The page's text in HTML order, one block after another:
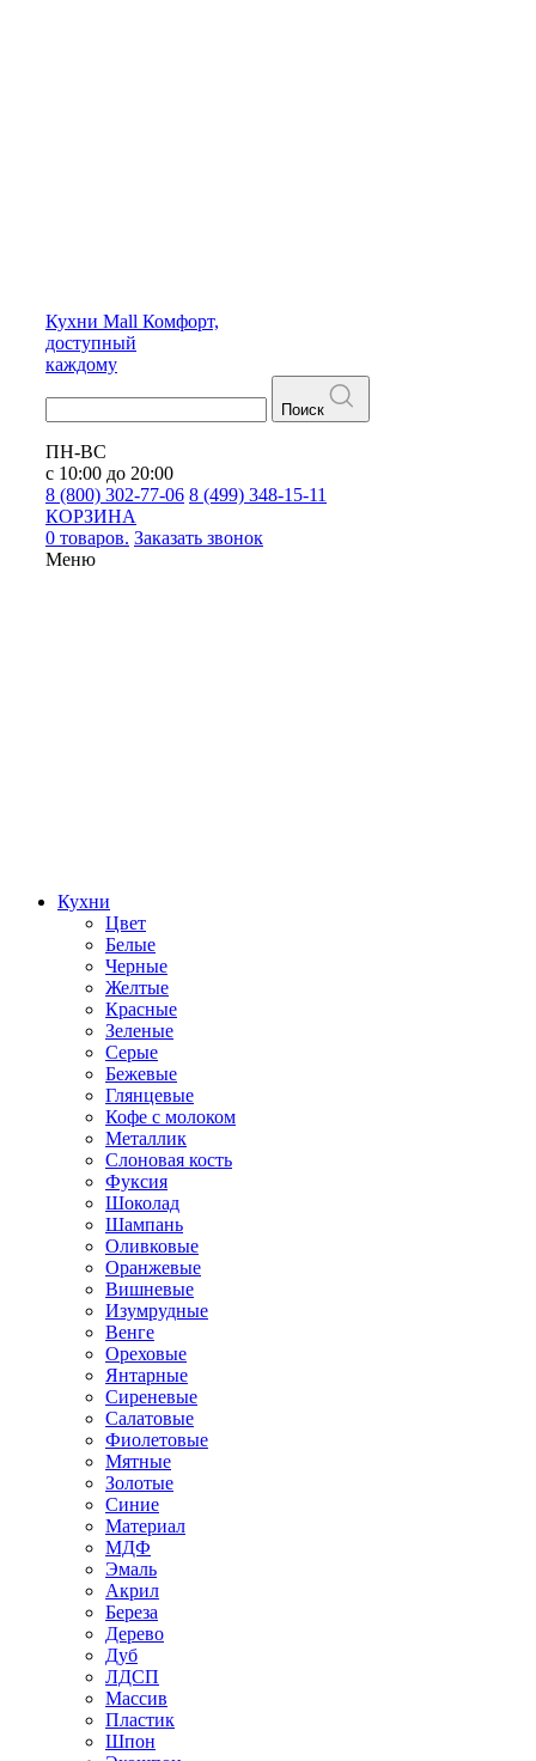
Кухни Mall Комфорт,
доступный
каждому
Поиск
ПН-ВС
с 10:00 до 20:00
8 (800) 302-77-06 8 (499) 348-15-11
КОРЗИНА
0 товаров. Заказать звонок
Меню
Кухни
Цвет
Белые
Черные
Желтые
Красные
Зеленые
Серые
Бежевые
Глянцевые
Кофе с молоком
Металлик
Слоновая кость
Фуксия
Шоколад
Шампань
Оливковые
Оранжевые
Вишневые
Изумрудные
Венге
Ореховые
Янтарные
Сиреневые
Салатовые
Фиолетовые
Мятные
Золотые
Синие
Материал
МДФ
Эмаль
Акрил
Береза
Дерево
Дуб
ЛДСП
Массив
Пластик
Шпон